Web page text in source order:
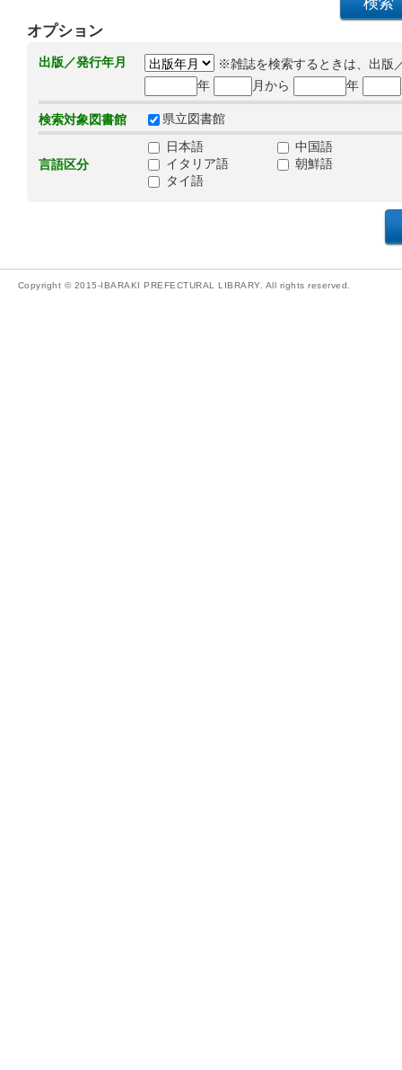
オプション
出版／発行年月
※雑誌を検索するときは、出版
年
月から 年
検索対象図書館 県立図書館
言語区分
日本語
中国語
イタリア語
朝鮮語
タイ語
Copyright © 2015-IBARAKI PREFECTURAL LIBRARY. All rights reserved.